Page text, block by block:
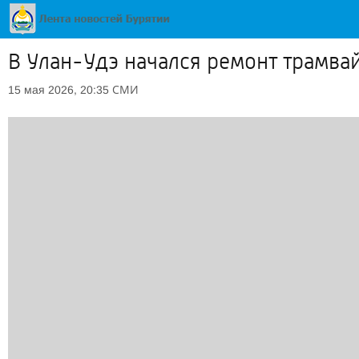
В Улан-Удэ начался ремонт
15 мая 2026, 20:35 СМИ